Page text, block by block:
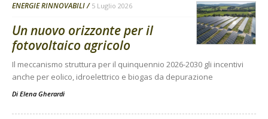
ENERGIE RINNOVABILI 5 Luglio 2026
Un nuovo orizzonte per il
fotovoltaico agricolo
Il meccanismo struttura per il quinquennio 2026-2030 gli incentivi
anche per eolico, idroelettrico e biogas da depurazione
Di Elena Gherardi